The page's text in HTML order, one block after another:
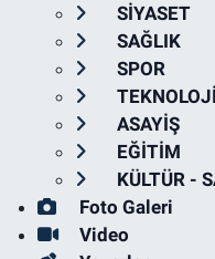
SİYASET
SAĞLIK
SPOR
TEKNOLOJİ
ASAYİŞ
EĞİTİM
KÜLTÜR -
Foto Galeri
Video